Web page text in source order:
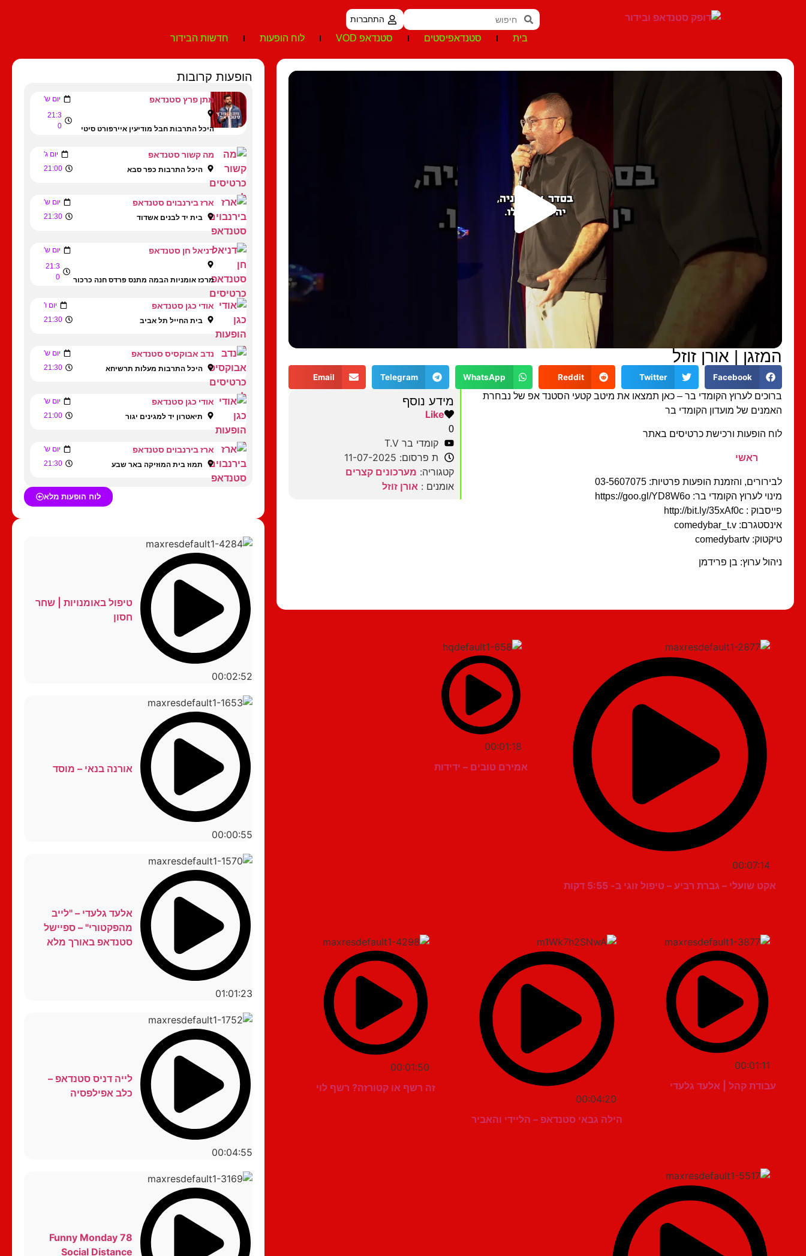
התחברות
בית סטנדאפיסטים סטנדאפ VOD לוח הופעות חדשות הבידור
המזגן | אורן זוזל
Facebook
Twitter
Reddit
WhatsApp
Telegram
Email
ברוכים לערוץ הקומדי בר – כאן תמצאו את מיטב קטעי הסטנד אפ של נבחרת
האמנים של מועדון הקומדי בר
לוח הופעות ורכישת כרטיסים באתר
ראשי
לבירורים, והזמנת הופעות פרטיות: 03-5607075
מינוי לערוץ הקומדי בר: https://goo.gl/YD8W6o
פייסבוק : http://bit.ly/35xAf0c
אינסטגרם: comedybar_t.v
טיקטוק: comedybartv
ניהול ערוץ: בן פרידמן
מידע נוסף
Like
0
קומדי בר T.V
ת פרסום: 11-07-2025
קטגוריה: מערכונים קצרים
אומנים : אורן זוזל
00:07:14
אקט שועלי – גברת רביע – טיפול זוגי ב- 5:55 דקות
00:01:18
אמירם טובים – ידידות
00:01:11
עבודת קהל | אלעד גלעדי
00:04:20
הילה גבאי סטנדאפ – הליידי והאביר
00:01:50
זה רשף או קטורזה? רשף לוי
הופעות קרובות
מתן פרץ סטנדאפ יום ש'
היכל התרבות חבל מודיעין איירפורט סיטי
21:3
0
מה קשור סטנדאפ יום ג'
היכל התרבות כפר סבא 21:00
ארז בירנבוים סטנדאפ יום ש'
בית יד לבנים אשדוד 21:30
דניאל חן סטנדאפ יום ש'
מרכז אומניות הבמה מתנס פרדס חנה כרכור
21:3
0
אודי כגן סטנדאפ יום ו'
בית החייל תל אביב 21:30
נדב אבוקסיס סטנדאפ יום ש'
היכל התרבות מעלות תרשיחא 21:30
אודי כגן סטנדאפ יום ש'
תיאטרון יד למגינים יגור 21:00
ארז בירנבוים סטנדאפ יום ש'
תמוז בית המוזיקה באר שבע 21:30
לוח הופעות מלא
00:02:52
טיפול באומנויות | שחר
חסון
00:00:55
אורנה בנאי – מוסד
01:01:23
אלעד גלעדי – "לייב
מהפקטורי" – ספיישל
סטנדאפ באורך מלא
00:04:55
לייה דניס סטנדאפ –
כלב אפילפסיה
Funny Monday 78
Social Distance